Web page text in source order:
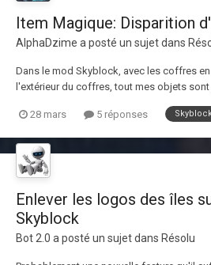
Item Magique: Disparition
AlphaDzime a posté un sujet dans
Dans le mod Skyblock, avec les coffres
l'extérieur du coffres, tout mes objets
coffre'' et que le coffre est plein, les items
28 mars 5 réponses
Enlever les logos des îles
Skyblock
Bot 2.0 a posté un sujet dans Résolu